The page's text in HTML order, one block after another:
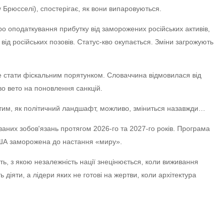
спостерігає, як вони випаровуються.
оподаткування прибутку від заморожених російських активів,
російських позовів. Статус-кво окупається. Зміни загрожують
фіскальним порятунком. Словаччина відмовилася від
вето на поновлення санкцій.
як політичний ландшафт, можливо, зміниться назавжди…
зобов'язань протягом 2026-го та 2027-го років. Програма
заморожена до настання «миру».
з якою незалежність нації знецінюється, коли виживання
діяти, а лідери яких не готові на жертви, коли архітектура